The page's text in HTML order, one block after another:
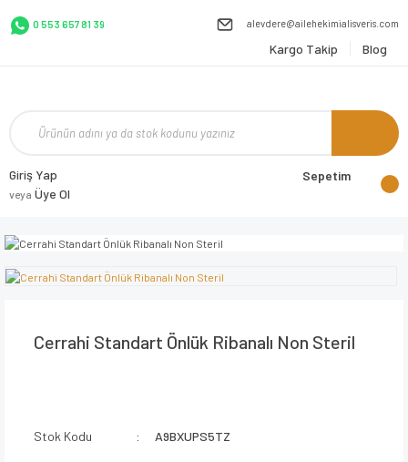
0 553 657 81 39 alevdere@ailehekimialisveris.com
Kargo Takip Blog
Giriş Yap
veya Üye Ol
Sepetim
Cerrahi Standart Önlük Ribanalı Non Steril
Stok Kodu A9BXUPS5TZ